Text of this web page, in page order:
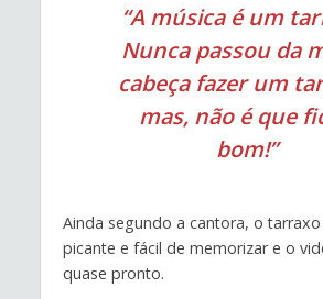
“A música é um
Nunca passou da
cabeça fazer um
mas, não é que
bom!”
Ainda segundo a cantora, o
picante e fácil de memorizar e o
quase pronto.